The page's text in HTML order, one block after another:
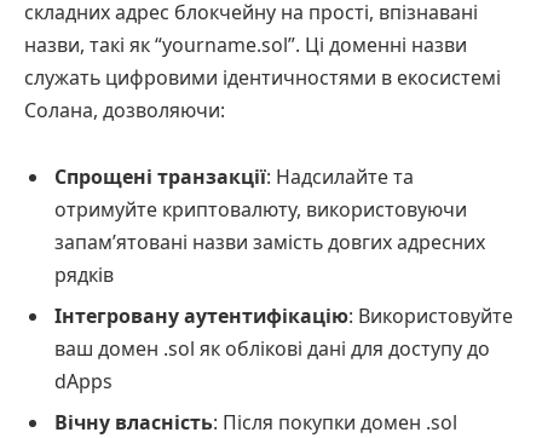
складних адрес блокчейну на прості, впізнавані
назви, такі як “yourname.sol”. Ці доменні назви
служать цифровими ідентичностями в екосистемі
Солана, дозволяючи:
Спрощені транзакції: Надсилайте та
отримуйте криптовалюту, використовуючи
запам’ятовані назви замість довгих адресних
рядків
Інтегровану аутентифікацію: Використовуйте
ваш домен .sol як облікові дані для доступу до
dApps
Вічну власність: Після покупки домен .sol